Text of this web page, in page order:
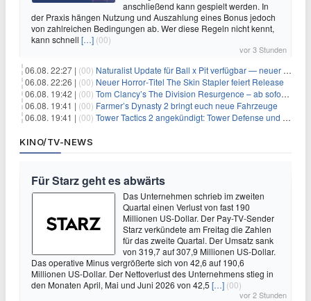
anschließend kann gespielt werden. In
der Praxis hängen Nutzung und Auszahlung eines Bonus jedoch
von zahlreichen Bedingungen ab. Wer diese Regeln nicht kennt,
kann schnell […] (00)
vor 3 Stunden
06.08. 22:27 | (00) Naturalist Update für Ball x Pit verfügbar — neuer Content auf allen Plattformen
06.08. 22:26 | (00) Neuer Horror‑Titel The Skin Stapler feiert Release
06.08. 19:42 | (00) Tom Clancy’s The Division Resurgence – ab sofort für euch verfügbar
06.08. 19:41 | (00) Farmer’s Dynasty 2 bringt euch neue Fahrzeuge
06.08. 19:41 | (00) Tower Tactics 2 angekündigt: Tower Defense und Deckbuilding Kombo kehrt zurück
KINO/TV-NEWS
Für Starz geht es abwärts
Das Unternehmen schrieb im zweiten
Quartal einen Verlust von fast 190
Millionen US-Dollar. Der Pay-TV-Sender
Starz verkündete am Freitag die Zahlen
für das zweite Quartal. Der Umsatz sank
von 319,7 auf 307,9 Millionen US-Dollar.
Das operative Minus vergrößerte sich von 42,6 auf 190,6
Millionen US-Dollar. Der Nettoverlust des Unternehmens stieg in
den Monaten April, Mai und Juni 2026 von 42,5 […] (00)
vor 2 Stunden